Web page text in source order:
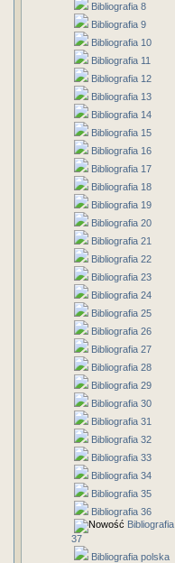
Bibliografia 8
Bibliografia 9
Bibliografia 10
Bibliografia 11
Bibliografia 12
Bibliografia 13
Bibliografia 14
Bibliografia 15
Bibliografia 16
Bibliografia 17
Bibliografia 18
Bibliografia 19
Bibliografia 20
Bibliografia 21
Bibliografia 22
Bibliografia 23
Bibliografia 24
Bibliografia 25
Bibliografia 26
Bibliografia 27
Bibliografia 28
Bibliografia 29
Bibliografia 30
Bibliografia 31
Bibliografia 32
Bibliografia 33
Bibliografia 34
Bibliografia 35
Bibliografia 36
Bibliografia
37
Bibliografia polska